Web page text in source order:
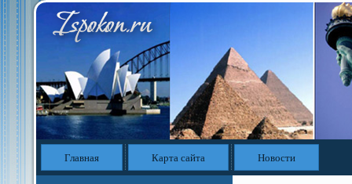
Главная Карта сайта Новости